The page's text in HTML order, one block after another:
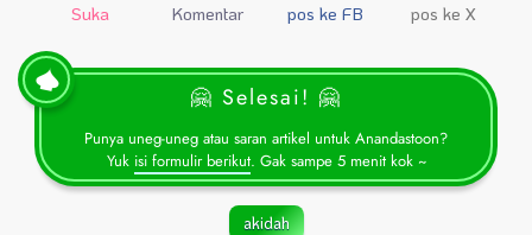
Suka Komentar pos ke FB pos ke X
🤗 Selesai! 🤗
Punya uneg-uneg atau saran artikel untuk Anandastoon?
Yuk isi formulir berikut. Gak sampe 5 menit kok ~
akidah